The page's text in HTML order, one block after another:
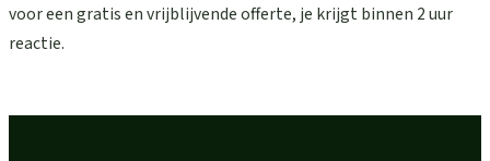
voor een gratis en vrijblijvende offerte, je krijgt binnen 2 uur
reactie.